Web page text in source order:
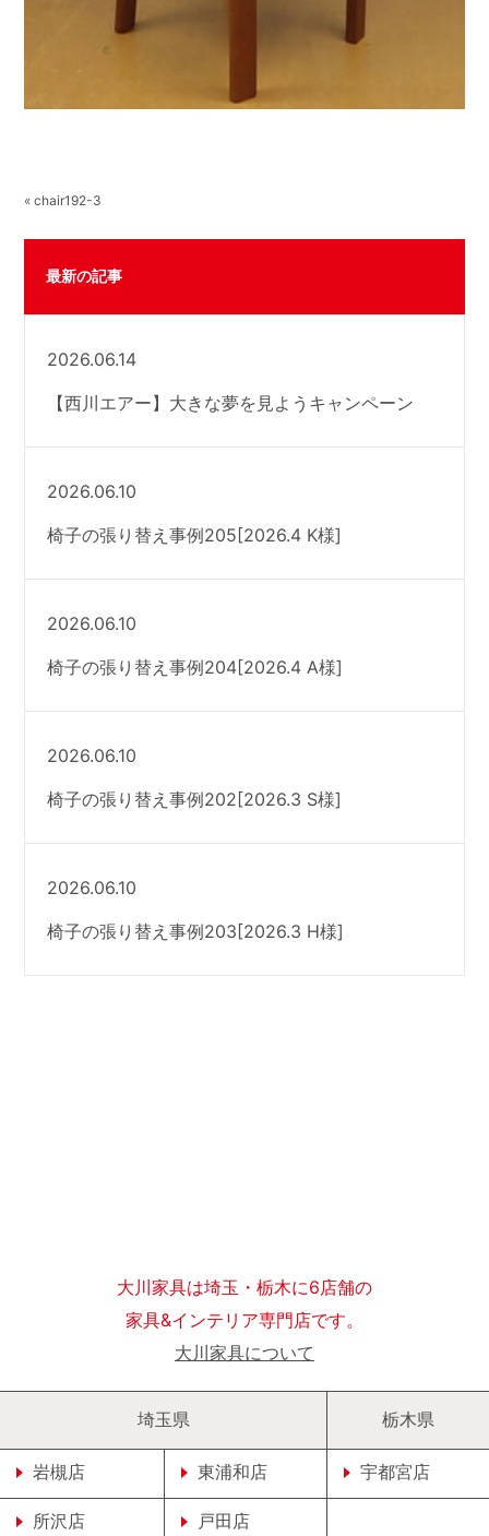
« chair192-3
最新の記事
2026.06.14
【西川エアー】大きな夢を見ようキャンペーン
2026.06.10
椅子の張り替え事例205[2026.4 K様]
2026.06.10
椅子の張り替え事例204[2026.4 A様]
2026.06.10
椅子の張り替え事例202[2026.3 S様]
2026.06.10
椅子の張り替え事例203[2026.3 H様]
大川家具は埼玉・栃木に6店舗の
家具&インテリア専門店です。
大川家具について
埼玉県
岩槻店 東浦和店
所沢店 戸田店
栃木県
宇都宮店